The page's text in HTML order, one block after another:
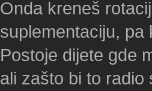
Onda kreneš
suplementaciju, pa
Postoje dijete gde
ali zašto bi to radio